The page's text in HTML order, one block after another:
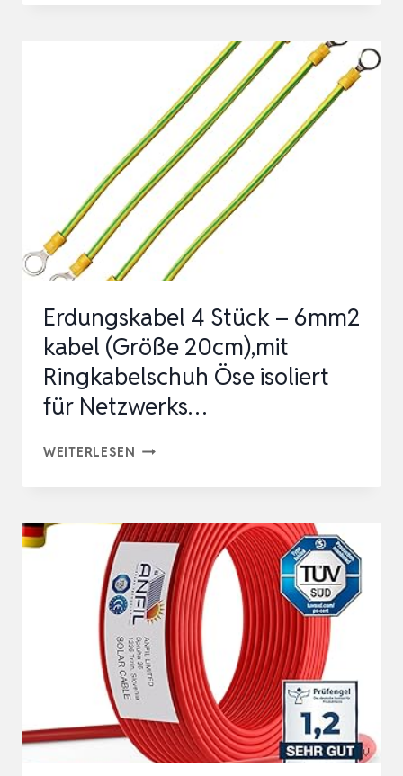
1X6MM²
ADERLEITUNG
FLEXIBEL
KUPFER
LITZE
EINZELADER
FÜR
ANLAGEN…
Erdungskabel 4 Stück – 6mm2
kabel (Größe 20cm),mit
Ringkabelschuh Öse isoliert
für Netzwerks…
WEITERLESEN ERDUNGSKABEL
–
6MM2
KABEL
(GRÖSSE 2
0CM),MIT R
INGKABELSCHUH Ö
SE I
SOLIERT F
ÜR N